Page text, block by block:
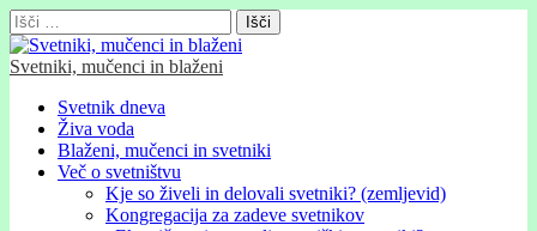
Išči:
Svetniki, mučenci in blaženi
Glavni
meni
Skip
content
Svetnik dneva
Živa voda
Blaženi, mučenci in svetniki
Več o svetništvu
Kje so živeli in delovali svetniki? (zemljevid)
Kongregacija za zadeve svetnikov